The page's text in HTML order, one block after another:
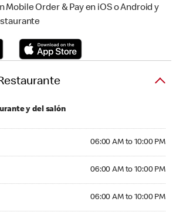
Mobile Order & Pay en iOS o Android y
y del salón
06:00 AM to 10:00 PM
06:00 AM to 10:00 PM
06:00 AM to 10:00 PM